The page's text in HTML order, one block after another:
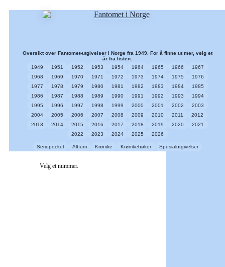
Oversikt over Fantomet-utgivelser i Norge fra 1949. For å finne ut mer, velg et
år fra listen.
1949
1951 1952 1953 1954 1964 1965 1966
1967
1968
1969 1970 1971 1972 1973 1974 1975
1976
1977
1978 1979 1980 1981 1982 1983 1984
1985
1986
1987 1988 1989 1990 1991 1992 1993
1994
1995
1996 1997 1998 1999 2000 2001 2002
2003
2004
2005 2006 2007 2008 2009 2010 2011
2012
2013
2014 2015 2016 2017 2018 2019 2020
2021
2022
2023 2024 2025 2026
Seriepocket Album Krønike Krønikebøker Spesialutgivelser
Velg et nummer.